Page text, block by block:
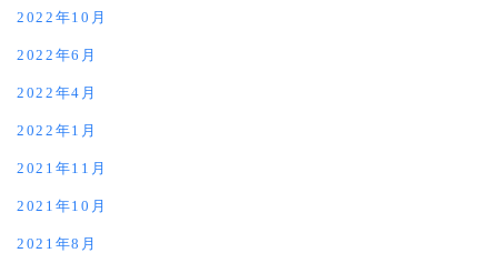
2022年10月
2022年6月
2022年4月
2022年1月
2021年11月
2021年10月
2021年8月